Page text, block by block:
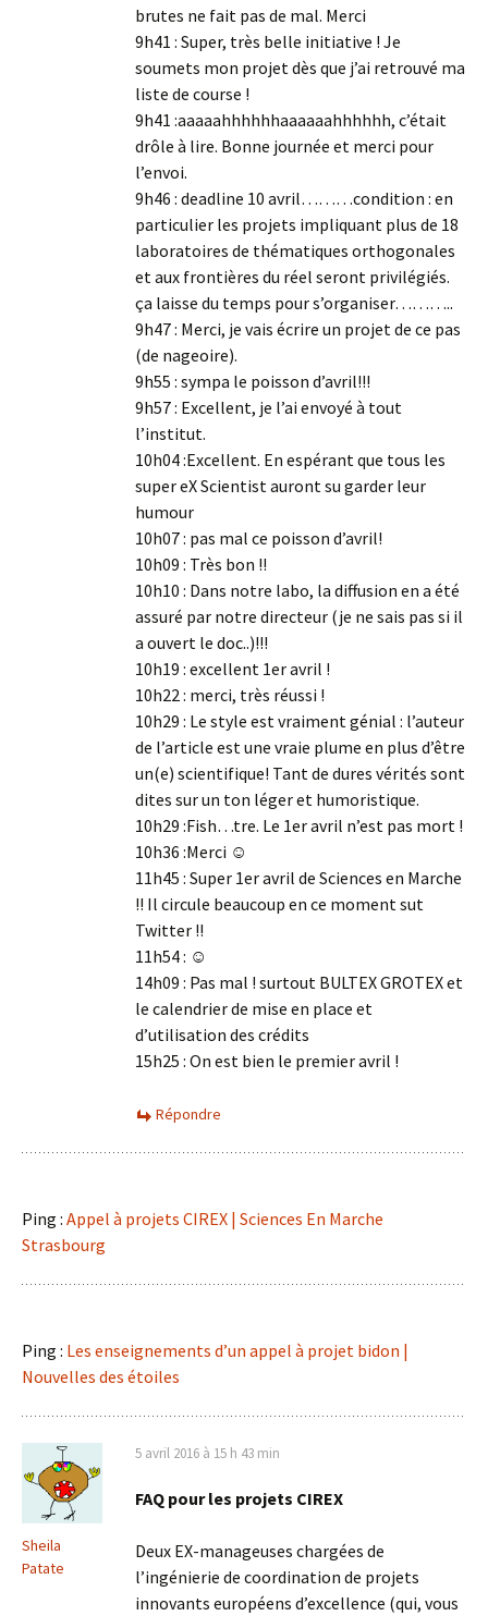
brutes ne fait pas de mal. Merci
9h41 : Super, très belle initiative ! Je
soumets mon projet dès que j’ai retrouvé ma
liste de course !
9h41 :aaaaahhhhhhaaaaaahhhhhh, c’était
drôle à lire. Bonne journée et merci pour
l’envoi.
9h46 : deadline 10 avril………condition : en
particulier les projets impliquant plus de 18
laboratoires de thématiques orthogonales
et aux frontières du réel seront privilégiés.
ça laisse du temps pour s’organiser………..
9h47 : Merci, je vais écrire un projet de ce pas
(de nageoire).
9h55 : sympa le poisson d’avril!!!
9h57 : Excellent, je l’ai envoyé à tout
l’institut.
10h04 :Excellent. En espérant que tous les
super eX Scientist auront su garder leur
humour
10h07 : pas mal ce poisson d’avril!
10h09 : Très bon !!
10h10 : Dans notre labo, la diffusion en a été
assuré par notre directeur (je ne sais pas si il
a ouvert le doc..)!!!
10h19 : excellent 1er avril !
10h22 : merci, très réussi !
10h29 : Le style est vraiment génial : l’auteur
de l’article est une vraie plume en plus d’être
un(e) scientifique! Tant de dures vérités sont
dites sur un ton léger et humoristique.
10h29 :Fish…tre. Le 1er avril n’est pas mort !
10h36 :Merci ☺
11h45 : Super 1er avril de Sciences en Marche
!! Il circule beaucoup en ce moment sut
Twitter !!
11h54 : ☺
14h09 : Pas mal ! surtout BULTEX GROTEX et
le calendrier de mise en place et
d’utilisation des crédits
15h25 : On est bien le premier avril !
Répondre
Ping : Appel à projets CIREX | Sciences En Marche
Strasbourg
Ping : Les enseignements d’un appel à projet bidon |
Nouvelles des étoiles
Sheila
Patate
5 avril 2016 à 15 h 43 min
FAQ pour les projets CIREX
Deux EX-manageuses chargées de
l’ingénierie de coordination de projets
innovants européens d’excellence (qui, vous